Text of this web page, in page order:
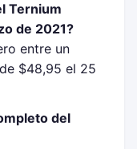
Ternium
de 2021?
entre un
$48,95 el 25
del